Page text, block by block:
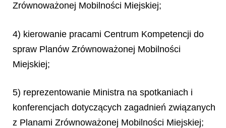
Zrównoważonej Mobilności Miejskiej;
4) kierowanie pracami Centrum Kompetencji do
spraw Planów Zrównoważonej Mobilności
Miejskiej;
5) reprezentowanie Ministra na spotkaniach i
konferencjach dotyczących zagadnień związanych
z Planami Zrównoważonej Mobilności Miejskiej;